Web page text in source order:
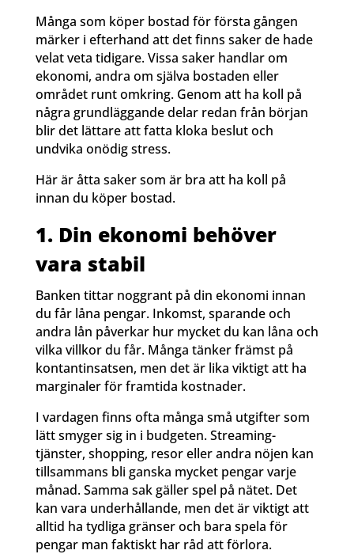
Många som köper bostad för första gången
märker i efterhand att det finns saker de hade
velat veta tidigare. Vissa saker handlar om
ekonomi, andra om själva bostaden eller
området runt omkring. Genom att ha koll på
några grundläggande delar redan från början
blir det lättare att fatta kloka beslut och
undvika onödig stress.
Här är åtta saker som är bra att ha koll på
innan du köper bostad.
1. Din ekonomi behöver
vara stabil
Banken tittar noggrant på din ekonomi innan
du får låna pengar. Inkomst, sparande och
andra lån påverkar hur mycket du kan låna och
vilka villkor du får. Många tänker främst på
kontantinsatsen, men det är lika viktigt att ha
marginaler för framtida kostnader.
I vardagen finns ofta många små utgifter som
lätt smyger sig in i budgeten. Streaming­
tjänster, shopping, resor eller andra nöjen kan
tillsammans bli ganska mycket pengar varje
månad. Samma sak gäller spel på nätet. Det
kan vara underhållande, men det är viktigt att
alltid ha tydliga gränser och bara spela för
pengar man faktiskt har råd att förlora.